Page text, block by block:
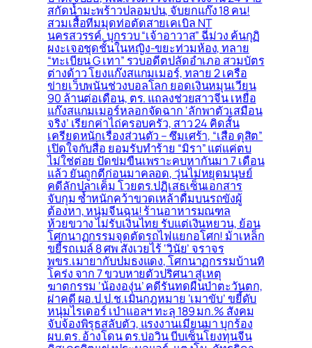
สกัดน้ำมะพร้าวปลอมปน, จับยกแก๊ง 18 คน!
สวมเสื้อทีมมุดท่อตัดสายเคเบิล NT
นครสวรรค์, บุกรวบ “เจ้าอาวาส” ฉี่ม่วง ค้นกุฏิ
ผงะเจอชุดชั้นในหญิง-ขยะท่วมห้อง, ทลาย
“ทะเบียน G เทา” รวบอดีตปลัดอำเภอ สวมบัตร
ต่างด้าว โยงแก๊งสแกมเมอร์, ทลาย 2 เครือ
ข่ายเว็บพนันช่วงบอลโลก ยอดเงินหมุนเวียน
90 ล้านต่อเดือน, ตร. แถลงช่วยสาวจีน เหยื่อ
แก๊งสแกมเมอร์หลอกจัดฉาก ‘ลักพาตัวเสมือน
จริง’ เรียกค่าไถ่ครอบครัว, สาว 24 คิดสั้น
เครียดหนักเรื่องส่วนตัว – ซึมเศร้า, “เสือ ดุสิต”
เปิดใจกับสื่อ ยอมรับทำร้าย “มิรา” แต่แค่ตบ
ไม่ใช่ต่อย ปัดข่มขืนเพราะคบหากันมา 7 เดือน
แล้ว ยันถูกตีก่อนมาคลอด, วุ่นไม่หยุดมนุษย์
คดีลักปลาเค็ม โวยตร.ปฏิเสธเซ็นเอกสาร
จับกุม ซ้ำหนักคว้าขวดเหล้าดื่มบนรถขังผู้
ต้องหา, หนุ่มจีนฉุน! ร้านอาหารมณฑล
ห้วยขวาง ไม่รับเงินไทย รับแต่เงินหยวน, ย้อน
โศกนาฏกรรมจุดตัดรถไฟแยกอโศก! ม้าเหล็ก
ขยี้รถเมล์ 8 ศพ สังเวยไร้ ‘วินัย’ จราจร
พขร.เมายากับปมธงแดง, โศกนาฏกรรมบ้านทิ
โคร่ง จาก 7 ขวบหายตัวปริศนา สู่เหตุ
ฆาตกรรม ‘น้ององุ่น’ คดีรันทดผืนป่าตะวันตก,
ผ่าคดี ผอ.ป.ป.ช.เมินกฎหมาย ‘เมาขับ’ ขยี้ดับ
หนุ่มไรเดอร์ เป่าแอลฯ ทะลุ 189 มก.% สังคม
จับจ้องพิรุธสลับตัว, แรงงานเมียนมา บุกร้อง
ผบ.ตร. อ้างโดน ตร.บ่อวิน บีบเซ็นโยงทุนจีน